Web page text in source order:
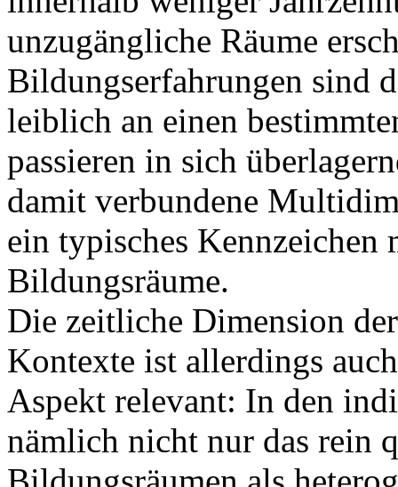
unzugängliche Räume
Bildungserfahrungen sind
leiblich an einen
passieren in sich
damit verbundene
ein typisches Kennzeichen
Bildungsräume.
Die zeitliche Dimension
Kontexte ist allerdings
Aspekt relevant: In den
nämlich nicht nur das rein